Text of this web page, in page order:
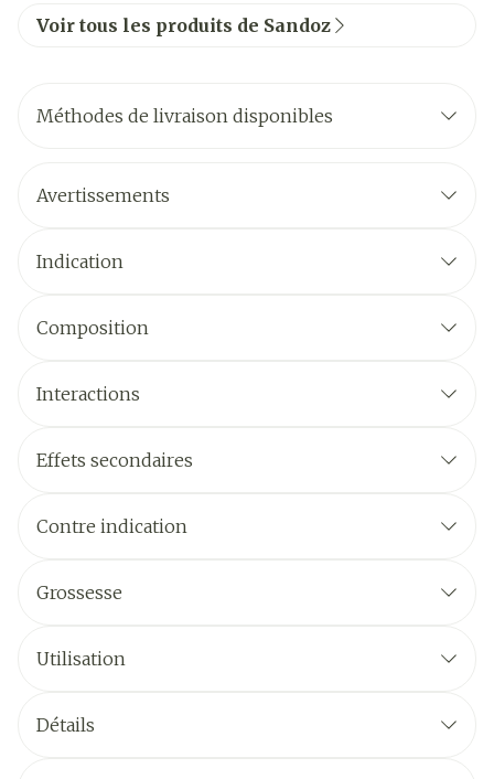
Voir tous les produits de Sandoz
Méthodes de livraison disponibles
Avertissements
Indication
Composition
Interactions
Effets secondaires
Contre indication
Grossesse
Utilisation
Détails